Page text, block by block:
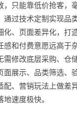
，只能靠低价抢客，
通过技术定制实现品
化、页面差异化，打
感和付费意愿远高于
需修改底层采购、仓
面展示、品类筛选、
配、营销玩法上做差
速度极快。